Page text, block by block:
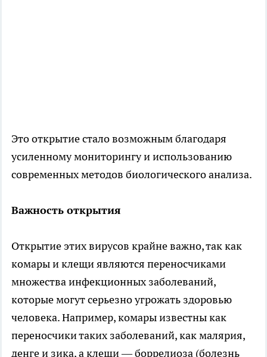
Это открытие стало возможным благодаря
усиленному мониторингу и использованию
современных методов биологического анализа.
Важность открытия
Открытие этих вирусов крайне важно, так как
комары и клещи являются переносчиками
множества инфекционных заболеваний,
которые могут серьезно угрожать здоровью
человека. Например, комары известны как
переносчики таких заболеваний, как малярия,
денге и зика, а клещи — боррелиоза (болезнь